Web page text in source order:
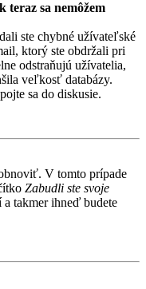
teraz sa nemôžem
ste chybné užívateľské
ktorý ste obdržali pri
odstraňujú užívatelia,
veľkosť databázy.
sa do diskusie.
V tomto prípade
Zabudli ste svoje
takmer ihneď budete